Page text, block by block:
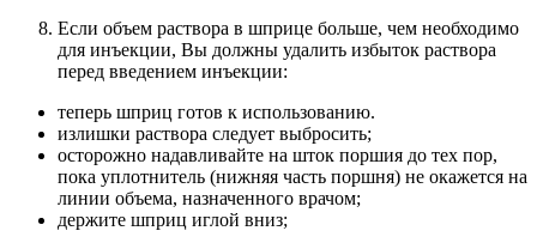
Если объем раствора в шприце больше, чем необходимо
для инъекции, Вы должны удалить избыток раствора
перед введением инъекции:
теперь шприц готов к использованию.
излишки раствора следует выбросить;
осторожно надавливайте на шток поршия до тех пор,
пока уплотнитель (нижняя часть поршня) не окажется на
линии объема, назначенного врачом;
держите шприц иглой вниз;